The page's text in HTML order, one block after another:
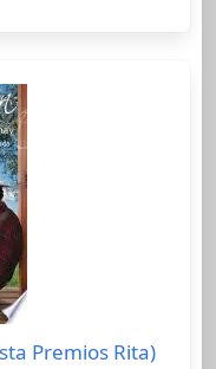
Premios Rita)